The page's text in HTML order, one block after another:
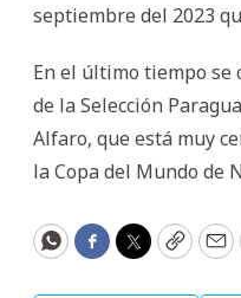
septiembre del 2023
En el último tiempo se
de la Selección
Alfaro, que está muy
la Copa del Mundo de
WhatsApp
Facebook
Twitter
Copy